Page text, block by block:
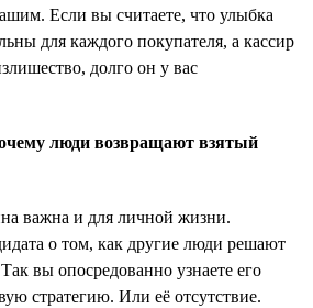
Если вы считаете, что улыбка
для каждого покупателя, а кассир
долго он у вас
люди возвращают взятый
важна и для личной жизни.
о том, как другие люди решают
вы опосредованно узнаете его
стратегию. Или её отсутствие.